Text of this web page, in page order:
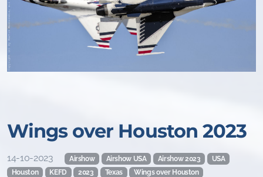
Wings over Houston 2023
14-10-2023 Airshow Airshow USA Airshow 2023
USA
Houston
KEFD 2023 Texas Wings over Houston